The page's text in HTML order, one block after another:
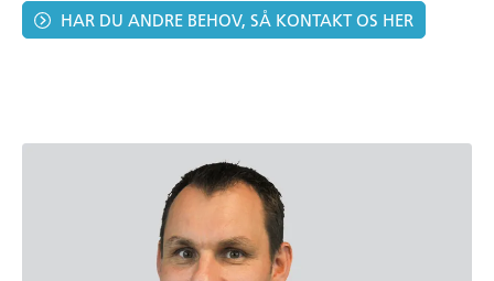
HAR DU ANDRE BEHOV, SÅ KONTAKT OS HER